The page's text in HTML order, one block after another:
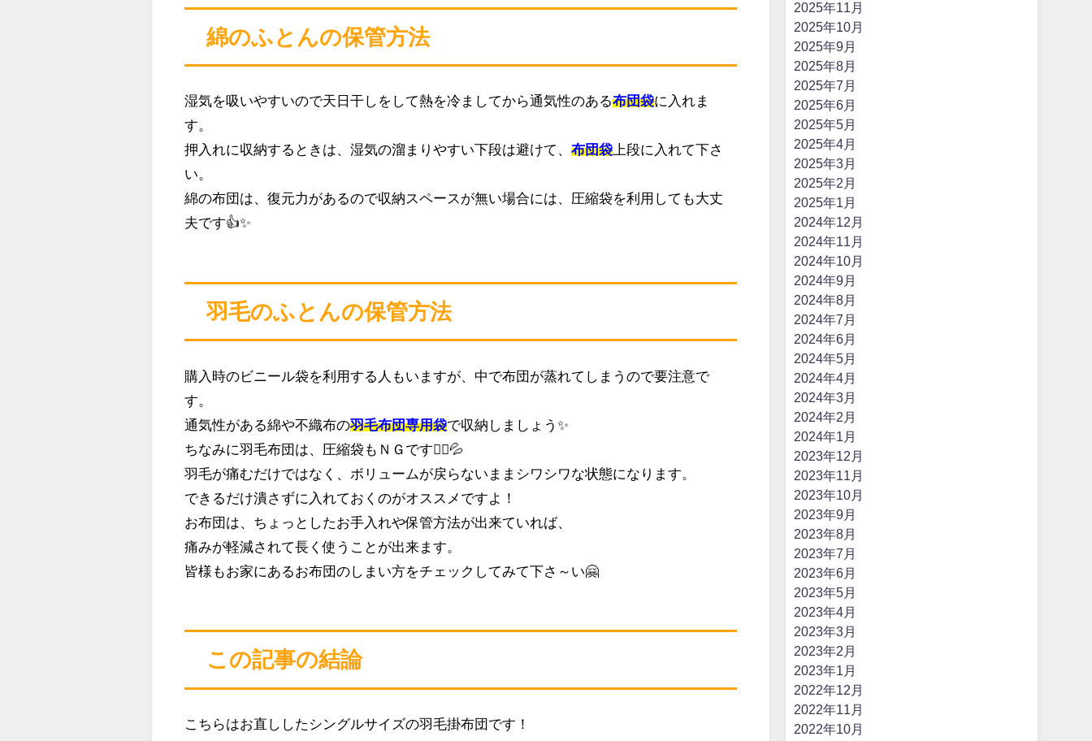
綿のふとんの保管方法
湿気を吸いやすいので天日干しをして熱を冷ましてから通気性のある布団袋に入れま
す。
押入れに収納するときは、湿気の溜まりやすい下段は避けて、布団袋 上段に入れて下さ
い。
綿の布団は、復元力があるので収納スペースが無い場合には、圧縮袋を利用しても大丈
夫です👍✨
羽毛のふとんの保管方法
購入時のビニール袋を利用する人もいますが、中で布団が蒸れてしまうので要注意で
す。
通気性がある綿や不織布の羽毛布団専用袋で収納しましょう✨
ちなみに羽毛布団は、圧縮袋もＮＧです🙅‍♀️💦
羽毛が痛むだけではなく、ボリュームが戻らないままシワシワな状態になります。
できるだけ潰さずに入れておくのがオススメですよ！
お布団は、ちょっとしたお手入れや保管方法が出来ていれば、
痛みが軽減されて長く使うことが出来ます。
皆様もお家にあるお布団のしまい方をチェックしてみて下さ～い🤗
この記事の結論
こちらはお直ししたシングルサイズの羽毛掛布団です！
2025年11月
2025年10月
2025年9月
2025年8月
2025年7月
2025年6月
2025年5月
2025年4月
2025年3月
2025年2月
2025年1月
2024年12月
2024年11月
2024年10月
2024年9月
2024年8月
2024年7月
2024年6月
2024年5月
2024年4月
2024年3月
2024年2月
2024年1月
2023年12月
2023年11月
2023年10月
2023年9月
2023年8月
2023年7月
2023年6月
2023年5月
2023年4月
2023年3月
2023年2月
2023年1月
2022年12月
2022年11月
2022年10月